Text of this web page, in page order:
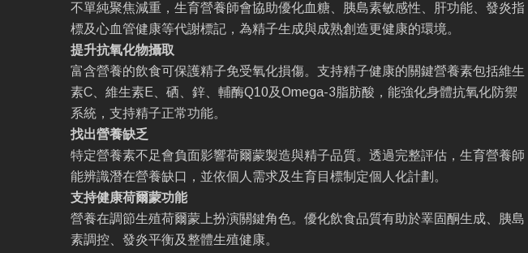
不單純聚焦減重，生育營養師會協助優化血糖、胰島素敏感性、肝功能、發炎指
標及心血管健康等代謝標記，為精子生成與成熟創造更健康的環境。
提升抗氧化物攝取
富含營養的飲食可保護精子免受氧化損傷。支持精子健康的關鍵營養素包括維生
素C、維生素E、硒、鋅、輔酶Q10及Omega-3脂肪酸，能強化身體抗氧化防禦
系統，支持精子正常功能。
找出營養缺乏
特定營養素不足會負面影響荷爾蒙製造與精子品質。透過完整評估，生育營養師
能辨識潛在營養缺口，並依個人需求及生育目標制定個人化計劃。
支持健康荷爾蒙功能
營養在調節生殖荷爾蒙上扮演關鍵角色。優化飲食品質有助於睪固酮生成、胰島
素調控、發炎平衡及整體生殖健康。